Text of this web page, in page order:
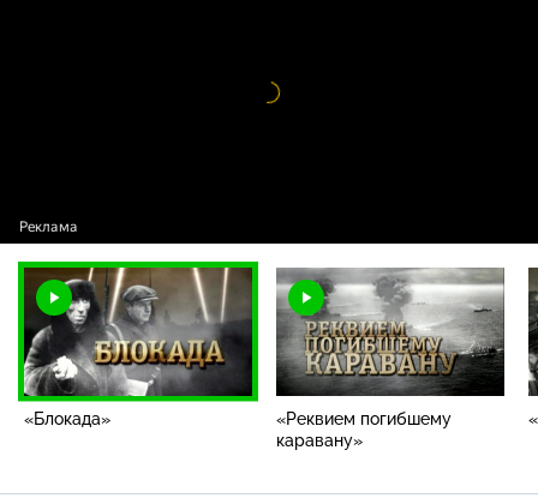
Видео
проигрыватель
«Блокада»
«Реквием погибшему
каравану»